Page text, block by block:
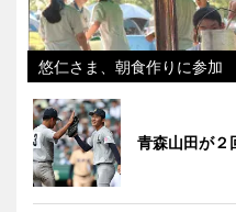
悠仁さま、朝食作りに参加
青森山田が